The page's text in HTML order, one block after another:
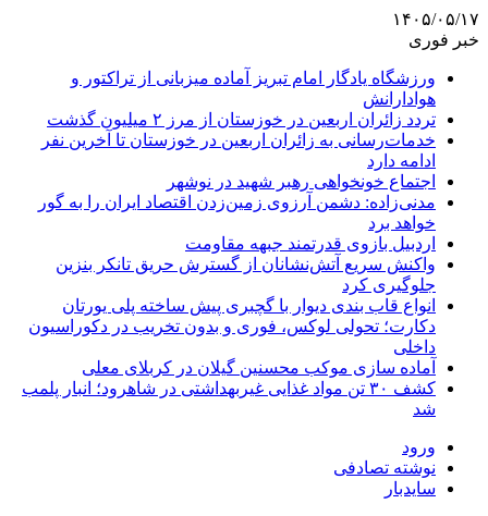
۱۴۰۵/۰۵/۱۷
خبر فوری
ورزشگاه یادگار امام تبریز آماده میزبانی از تراکتور و
هوادارانش
تردد زائران اربعین در خوزستان از مرز ۲ میلیون گذشت
خدمات‌رسانی به زائران اربعین در خوزستان تا آخرین نفر
ادامه دارد
اجتماع خونخواهی رهبر شهید در نوشهر
مدنی‌زاده: دشمن آرزوی زمین‌زدن اقتصاد ایران را به گور
خواهد برد
اردبیل بازوی قدرتمند جبهه مقاومت
واکنش سریع آتش‌نشانان از گسترش حریق تانکر بنزین
جلوگیری کرد
انواع قاب بندی دیوار با گچبری پیش ساخته پلی یورتان
دکارت؛ تحولی لوکس، فوری و بدون تخریب در دکوراسیون
داخلی
آماده سازی موکب محسنین گیلان در کربلای معلی
کشف ۳۰ تن مواد غذایی غیربهداشتی در شاهرود؛ انبار پلمب
شد
ورود
نوشته تصادفی
سایدبار